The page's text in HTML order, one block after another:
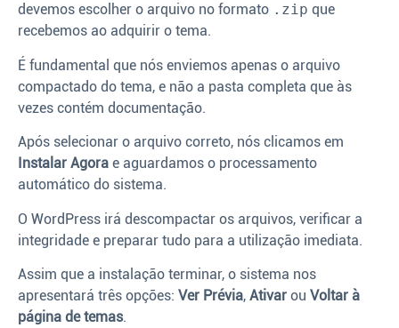
devemos escolher o arquivo no formato .zip que
recebemos ao adquirir o tema.
É fundamental que nós enviemos apenas o arquivo
compactado do tema, e não a pasta completa que às
vezes contém documentação.
Após selecionar o arquivo correto, nós clicamos em
Instalar Agora e aguardamos o processamento
automático do sistema.
O WordPress irá descompactar os arquivos, verificar a
integridade e preparar tudo para a utilização imediata.
Assim que a instalação terminar, o sistema nos
apresentará três opções: Ver Prévia, Ativar ou Voltar à
página de temas.